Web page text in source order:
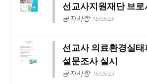
선교사지원재단 브로
공지사항 16/05/25
선교사 의료환경실
설문조사 실시
공지사항 16/05/23